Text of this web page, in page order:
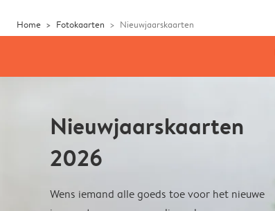
Home Fotokaarten Nieuwjaarskaarten
Nieuwjaarskaarten
2026
Wens iemand alle goeds toe voor het nieuwe